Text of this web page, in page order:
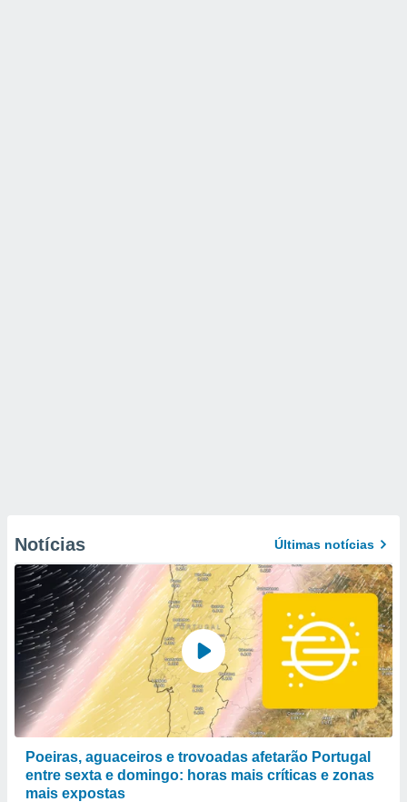
Notícias Últimas notícias
Poeiras, aguaceiros e trovoadas afetarão Portugal
entre sexta e domingo: horas mais críticas e zonas
mais expostas